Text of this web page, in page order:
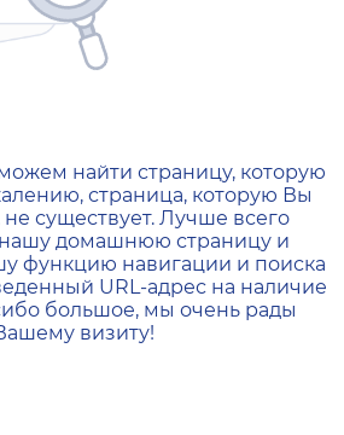
не
найти страницу, которую
страница, которую Вы
существует. Лучше всего
нашу домашнюю страницу и
функцию навигации и поиска
URL-адрес на наличие
большое, мы очень рады
визиту!